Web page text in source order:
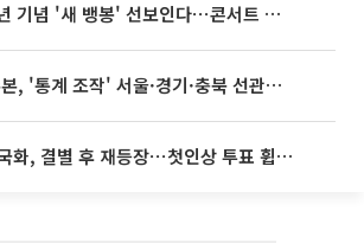
빅뱅, 20주년 기념 '새 뱅봉' 선보인다⋯콘서트 앞두고 팝업 개최
'통계 조작' 서울·경기·충북 선관위 등 추가 압수수색
‘나솔사계’ 국화, 결별 후 재등장⋯첫인상 투표 휩쓸고 ‘인기녀’ 등극